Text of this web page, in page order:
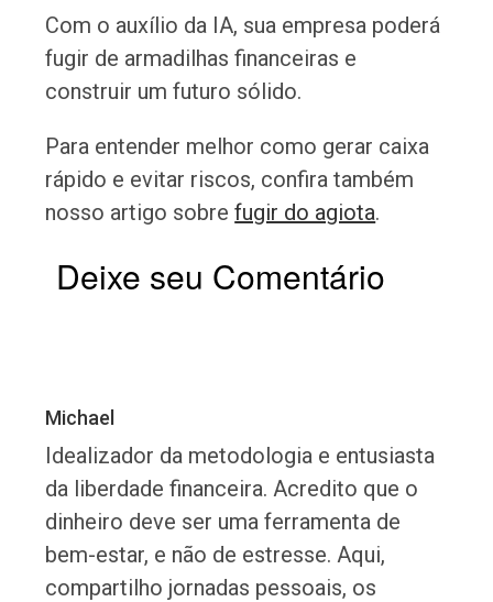
Com o auxílio da IA, sua empresa poderá
fugir de armadilhas financeiras e
construir um futuro sólido.
Para entender melhor como gerar caixa
rápido e evitar riscos, confira também
nosso artigo sobrefugir do agiota.
Deixe seu Comentário
Michael
Idealizador da metodologia e entusiasta
da liberdade financeira. Acredito que o
dinheiro deve ser uma ferramenta de
bem-estar, e não de estresse. Aqui,
compartilho jornadas pessoais, os